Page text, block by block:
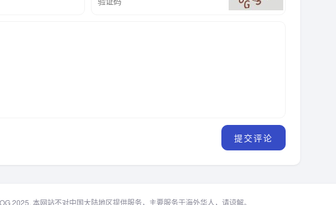
2025. 本网站不对中国大陆地区提供服务，主要服务于海外华人，请谅解。